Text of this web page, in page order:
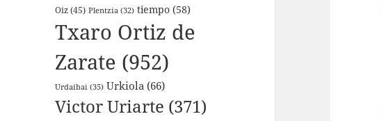
Oiz(45) Plentzia (32) tiempo (58)
Txaro Ortiz de
Zarate (952)
Urdaibai (35) Urkiola (66)
Victor Uriarte (371)